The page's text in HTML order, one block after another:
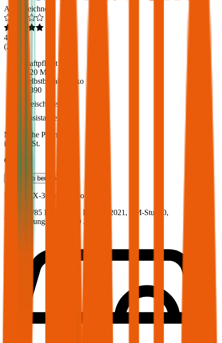
Ausgezeichnet
4,6
(217
Haftpflicht
€ 20 Mio.
Selbstbehalt Kasko
€ 390
Freischaden
Assistance
Monatliche Prämie
inkl. mVSt.
€ 79,35
Teilkasko berechnen
Mazda
CX-30, Vollkasko
115.5 PS/85 KW, diesel, Baujahr 2021, BM-Stufe 0,
Versicherungsnehmer 30 Jahre